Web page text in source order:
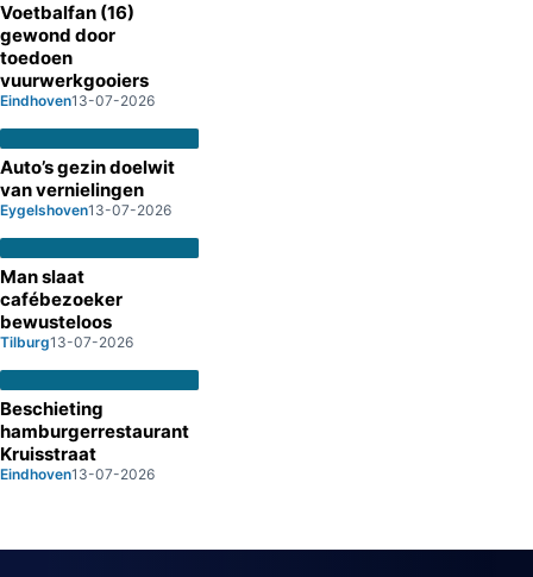
Voetbalfan (16)
gewond door
toedoen
vuurwerkgooiers
Eindhoven13-07-2026
Auto’s gezin doelwit
van vernielingen
Eygelshoven13-07-2026
Man slaat
cafébezoeker
bewusteloos
Tilburg13-07-2026
Beschieting
hamburgerrestaurant
Kruisstraat
Eindhoven13-07-2026